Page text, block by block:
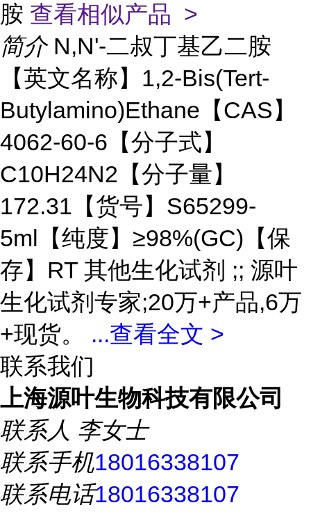
胺 查看相似产品 >
简介 N,N'-二叔丁基乙二胺
【英文名称】1,2-Bis(Tert-
Butylamino)Ethane【CAS】
4062-60-6【分子式】
C10H24N2【分子量】
172.31【货号】S65299-
5ml【纯度】≥98%(GC)【保
存】RT 其他生化试剂 ;; 源叶
生化试剂专家;20万+产品,6万
+现货。 ...查看全文 >
联系我们
上海源叶生物科技有限公司
联系人 李女士
联系手机18016338107
联系电话18016338107